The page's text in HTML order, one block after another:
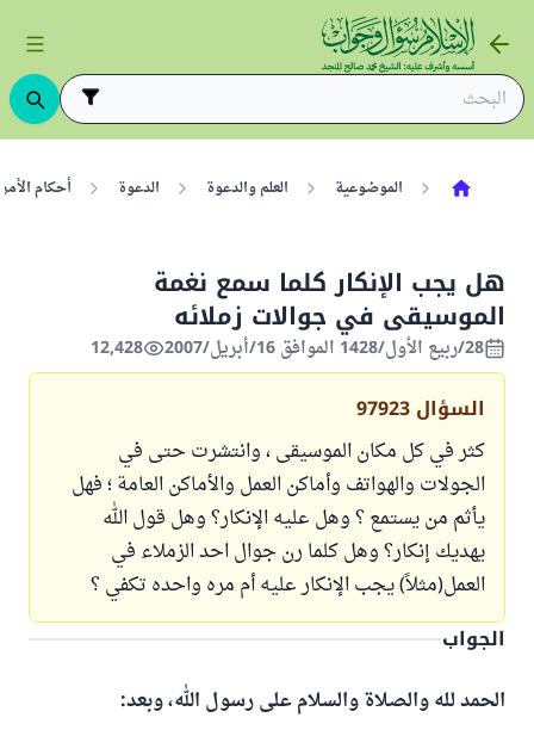
الموضوعية العلم والدعوة الدعوة أحكام
هل يجب الإنكار كلما سمع نغمة
الموسيقى في جوالات زملائه
28/ربيع الأول/1428 الموافق 16/أبريل/2007 12,428
السؤال 97923
كثر في كل مكان الموسيقى ، وانتشرت حتى في
الجولات والهواتف وأماكن العمل والأماكن العامة ؛ فهل
يأثم من يستمع ؟ وهل عليه الإنكار؟ وهل قول الله
يهديك إنكار؟ وهل كلما رن جوال احد الزملاء في
العمل(مثلاً) يجب الإنكار عليه أم مره واحده تكفي ؟
الجواب
الحمد لله والصلاة والسلام على رسول الله، وبعد: